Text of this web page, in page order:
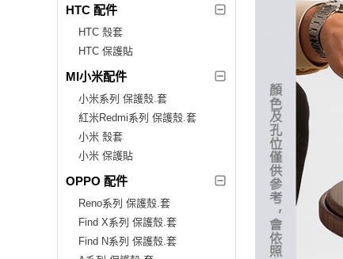
HTC 配件
HTC 殼套
HTC 保護貼
MI小米配件
小米系列 保護殼.套
紅米Redmi系列 保護殼.套
小米 殼套
小米 保護貼
OPPO 配件
Reno系列 保護殼.套
Find X系列 保護殼.套
Find N系列 保護殼.套